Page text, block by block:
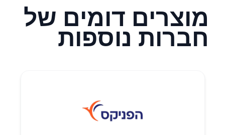
מוצרים דומים של
חברות נוספות